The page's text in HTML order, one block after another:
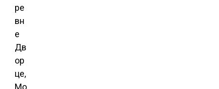
ре
вн
е
Дв
ор
це,
Мо